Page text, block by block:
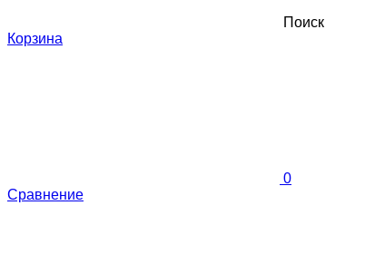
Поиск
Корзина
0
Сравнение